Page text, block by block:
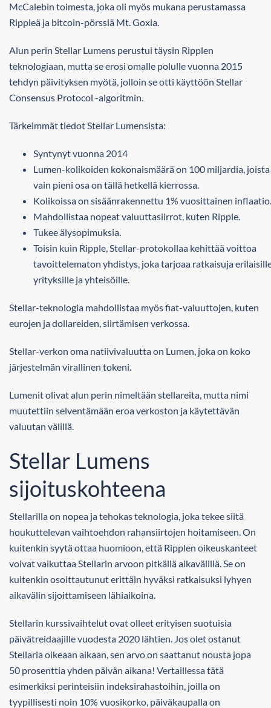
McCalebin toimesta, joka oli myös mukana perustamassa
Rippleä ja bitcoin-pörssiä Mt. Goxia.
Alun perin Stellar Lumens perustui täysin Ripplen
teknologiaan, mutta se erosi omalle polulle vuonna 2015
tehdyn päivityksen myötä, jolloin se otti käyttöön Stellar
Consensus Protocol -algoritmin.
Tärkeimmät tiedot Stellar Lumensista:
Syntynyt vuonna 2014
Lumen-kolikoiden kokonaismäärä on 100 miljardia, joista
vain pieni osa on tällä hetkellä kierrossa.
Kolikoissa on sisäänrakennettu 1% vuosittainen inflaatio.
Mahdollistaa nopeat valuuttasiirrot, kuten Ripple.
Tukee älysopimuksia.
Toisin kuin Ripple, Stellar-protokollaa kehittää voittoa
tavoittelematon yhdistys, joka tarjoaa ratkaisuja
yrityksille ja yhteisöille.
Stellar-teknologia mahdollistaa myös fiat-valuuttojen, kuten
eurojen ja dollareiden, siirtämisen verkossa.
Stellar-verkon oma natiivivaluutta on Lumen, joka on koko
järjestelmän virallinen tokeni.
Lumenit olivat alun perin nimeltään stellareita, mutta nimi
muutettiin selventämään eroa verkoston ja käytettävän
valuutan välillä.
Stellar Lumens
sijoituskohteena
Stellarilla on nopea ja tehokas teknologia, joka tekee siitä
houkuttelevan vaihtoehdon rahansiirtojen hoitamiseen. On
kuitenkin syytä ottaa huomioon, että Ripplen oikeuskanteet
voivat vaikuttaa Stellarin arvoon pitkällä aikavälillä. Se on
kuitenkin osoittautunut erittäin hyväksi ratkaisuksi lyhyen
aikavälin sijoittamiseen lähiaikoina.
Stellarin kurssivaihtelut ovat olleet erityisen suotuisia
päivätreidaajille vuodesta 2020 lähtien. Jos olet ostanut
Stellaria oikeaan aikaan, sen arvo on saattanut nousta jopa
50 prosenttia yhden päivän aikana! Vertaillessa tätä
esimerkiksi perinteisiin indeksirahastoihin, joilla on
tyypillisesti noin 10% vuosikorko, päiväkaupalla on